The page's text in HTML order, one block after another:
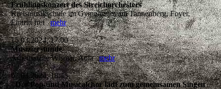
Frühlingskonzert des Streichorchesters
Kreismusikschule im Gymnasium am Tannenberg, Foyer,
Eintritt freimehr
15.03.2024, 17:00
Musizierstunde
Arbeitsstätte Wismar, Aulamehr
07.03.2024, 18:45
"Der Pop-und Musicalchor lädt zum gemeinsamen Singen